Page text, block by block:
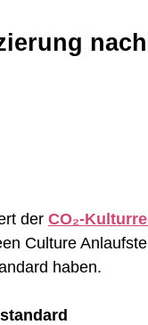
der CO₂-
Cul­tu­re
haben.